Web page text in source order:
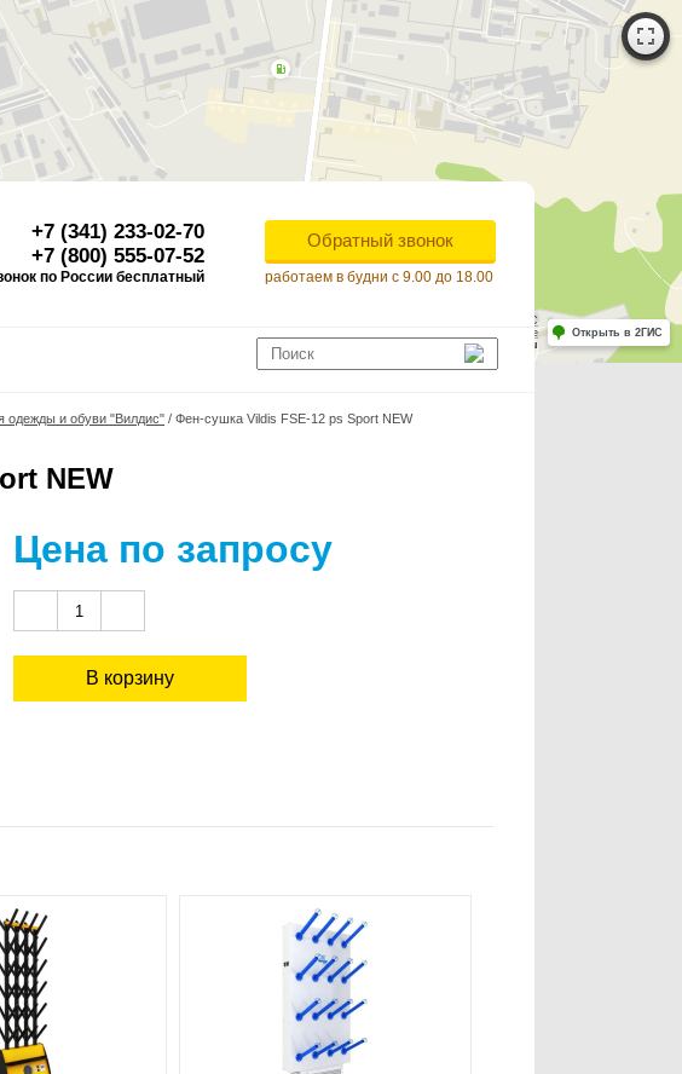
Работает на API 2ГИС
Лицензионное соглашение
Для корректной работы Raster JS API нужен ключ. Помощь: api@2gis.ru
Открыть в 2ГИС
+7 (341) 233-02-70
+7 (800) 555-07-52
по России бесплатный
Обратный звонок
работаем в будни с 9.00 до 18.00
одежды и обуви "Вилдис" / Фен-сушка Vildis FSE-12 ps Sport NEW
NEW
Цена по запросу